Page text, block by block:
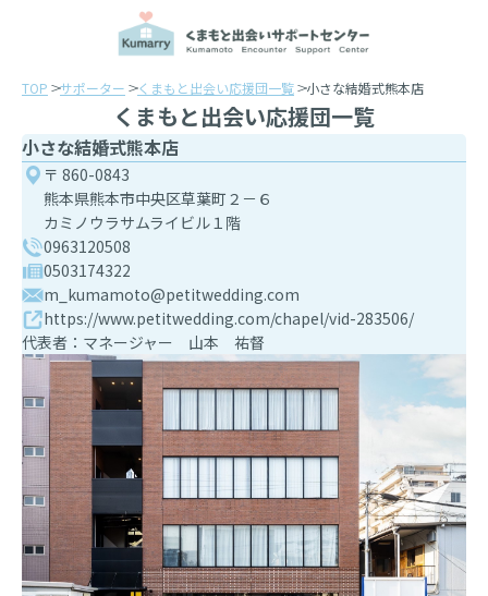
TOP サポーター くまもと出会い応援団一覧 小さな結婚式熊本店
くまもと出会い応援団一覧
小さな結婚式熊本店
〒 860-0843
熊本県熊本市中央区草葉町２－６
カミノウラサムライビル１階
0963120508
0503174322
m_kumamoto@petitwedding.com
https://www.petitwedding.com/chapel/vid-283506/
代表者：マネージャー 山本 祐督